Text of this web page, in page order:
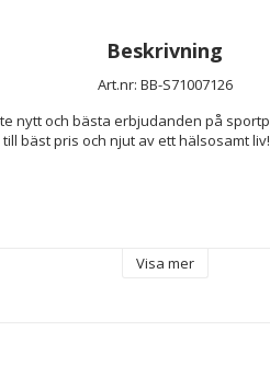
Beskrivning
Art.nr: BB-S71007126
till bäst pris och njut av ett hälsosamt liv!
Visa mer